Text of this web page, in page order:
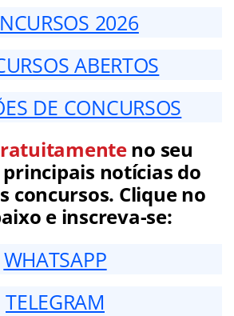
2026
ABERTOS
DE CONCURSOS
no seu
notícias do
concursos. Clique no
e inscreva-se:
WHATSAPP
TELEGRAM